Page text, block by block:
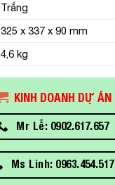
Trắng
325‎ x 337 x 90 mm
4,6 kg
KINH DOANH DỰ ÁN
Mr Lễ: 0902.617.657
Ms Linh: 0963.454.517